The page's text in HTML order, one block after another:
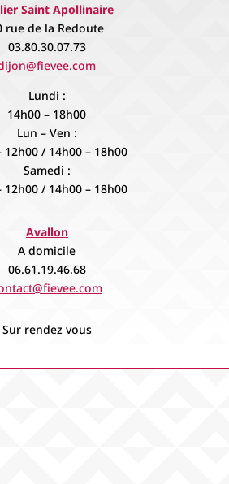
Saint Apollinaire
rue de la Redoute
03.80.30.07.73
Lundi :
14h00 – 18h00
Lun – Ven :
12h00 / 14h00 – 18h00
Samedi :
12h00 / 14h00 – 18h00
Avallon
A domicile
06.61.19.46.68
Sur rendez vous